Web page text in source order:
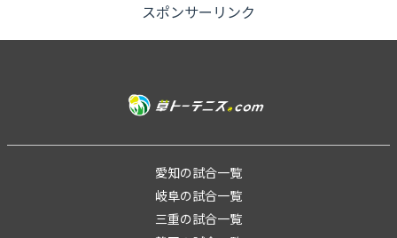
スポンサーリンク
愛知の試合一覧
岐阜の試合一覧
三重の試合一覧